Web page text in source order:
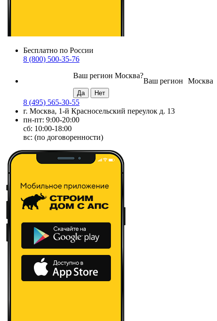
Бесплатно по России
8 (800) 500-35-76
Москва
Ваш регион
Ваш регион Москва?
8 (495) 565-30-55
г. Москва, 1-й Красносельский переулок д. 13
пн-пт: 9:00-20:00
сб: 10:00-18:00
вс: (по договоренности)